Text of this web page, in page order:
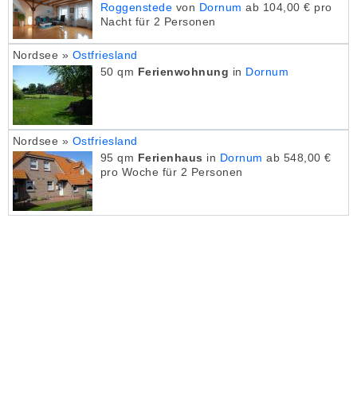
Roggenstede von Dornum ab 104,00 € pro
Nacht für 2 Personen
Nordsee » Ostfriesland
50 qm Ferienwohnung in Dornum
Nordsee » Ostfriesland
95 qm Ferienhaus in Dornum ab 548,00 €
pro Woche für 2 Personen